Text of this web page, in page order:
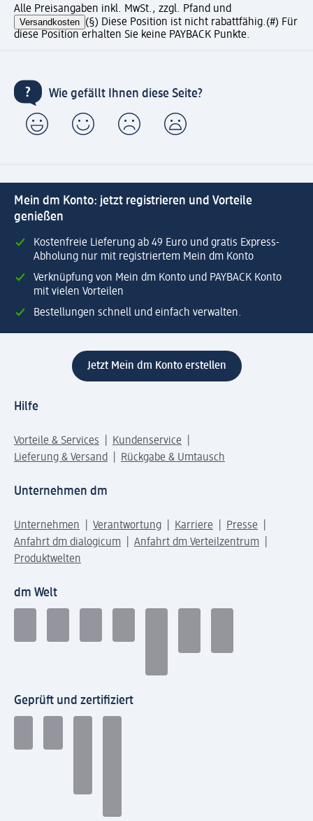
Alle Preisangaben inkl. MwSt., zzgl. Pfand und
Versandkosten (§) Diese Position ist nicht rabattfähig.(#) Für
diese Position erhalten Sie keine PAYBACK Punkte.
Wie gefällt Ihnen diese Seite?
Mein dm Konto: jetzt registrieren und Vorteile
genießen
Kostenfreie Lieferung ab 49 Euro und gratis Express-
Abholung nur mit registriertem Mein dm Konto
Verknüpfung von Mein dm Konto und PAYBACK Konto
mit vielen Vorteilen
Bestellungen schnell und einfach verwalten.
Jetzt Mein dm Konto erstellen
Hilfe
Vorteile & Services
Kundenservice
Lieferung & Versand
Rückgabe & Umtausch
Unternehmen dm
Unternehmen Verantwortung Karriere
Presse
Anfahrt dm dialogicum
Anfahrt dm Verteilzentrum
Produktwelten
dm Welt
Geprüft und zertifiziert